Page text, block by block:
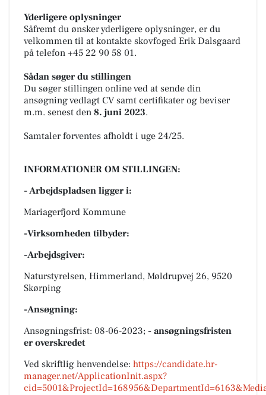
Yderligere oplysninger
Såfremt du ønsker yderligere oplysninger, er du
velkommen til at kontakte skovfoged Erik Dalsgaard
på telefon +45 22 90 58 01.
Sådan søger du stillingen
Du søger stillingen online ved at sende din
ansøgning vedlagt CV samt certifikater og beviser
m.m. senest den 8. juni 2023.
Samtaler forventes afholdt i uge 24/25.
INFORMATIONER OM STILLINGEN:
- Arbejdspladsen ligger i:
Mariagerfjord Kommune
-Virksomheden tilbyder:
-Arbejdsgiver:
Naturstyrelsen, Himmerland, Møldrupvej 26, 9520
Skørping
-Ansøgning:
Ansøgningsfrist: 08-06-2023; - ansøgningsfristen
er overskredet
Ved skriftlig henvendelse: https://candidate.hr-
manager.net/ApplicationInit.aspx?